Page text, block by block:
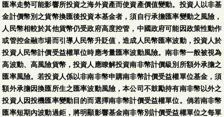
匯率走勢可能影響所投資之海外資產而使資產價值變動。投資人以非基
金計價幣別之貨幣換匯後投資本基金者，須自行承擔匯率變動之風險，
人民幣相較於其他貨幣仍受政府高度控管，中國政府可能因政策性動作
或管控金融市場而引導人民幣升貶值，造成人民幣匯率波動，投資人於
投資人民幣計價受益權單位時應考量匯率波動風險。南非幣一般被視為
高波動、高風險貨幣，投資人應瞭解投資南非幣計價級別所額外承擔之
匯率風險。若投資人係以非南非幣申購南非幣計價受益權單位基金，須
額外承擔因換匯所生之匯率波動風險，本公司不鼓勵持有南非幣以外之
投資人因投機匯率變動目的而選擇南非幣計價受益權單位。倘若南非幣
匯率短期內波動過鉅，將明顯影響基金南非幣別計價受益權單位之每單